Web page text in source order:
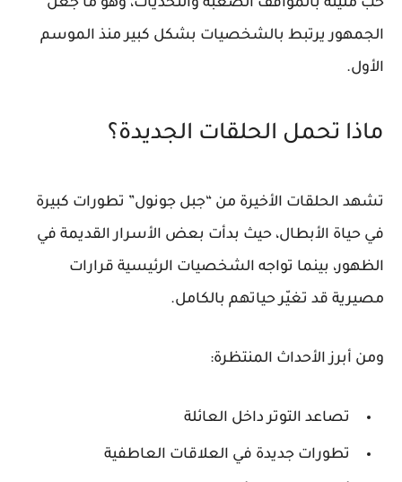
الجمهور يرتبط بالشخصيات بشكل كبير منذ الموسم
الأول.
ماذا تحمل الحلقات الجديدة؟
تشهد الحلقات الأخيرة من “جبل جونول” تطورات كبيرة
في حياة الأبطال، حيث بدأت بعض الأسرار القديمة في
الظهور، بينما تواجه الشخصيات الرئيسية قرارات
مصيرية قد تغيّر حياتهم بالكامل.
ومن أبرز الأحداث المنتظرة:
تصاعد التوتر داخل العائلة
تطورات جديدة في العلاقات العاطفية